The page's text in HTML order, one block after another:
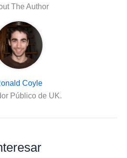
The Author
Coyle
Público de UK.